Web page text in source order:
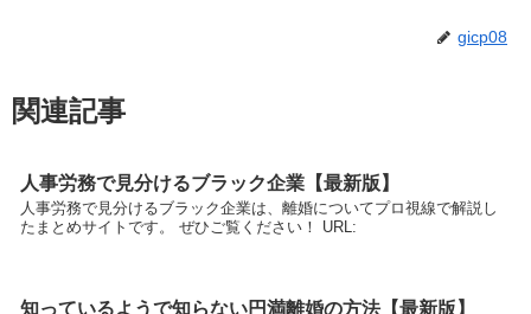
gicp08
関連記事
人事労務で見分けるブラック企業【最新版】
人事労務で見分けるブラック企業は、離婚についてプロ視線で解説し
たまとめサイトです。 ぜひご覧ください！ URL:
知っているようで知らない円満離婚の方法【最新版】